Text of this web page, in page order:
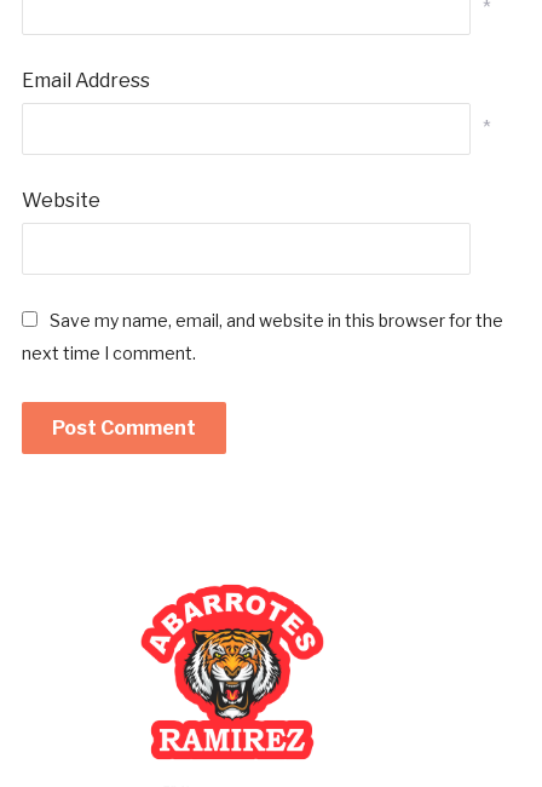
*
Email Address
*
Website
Save my name, email, and website in this browser for the
next time I comment.